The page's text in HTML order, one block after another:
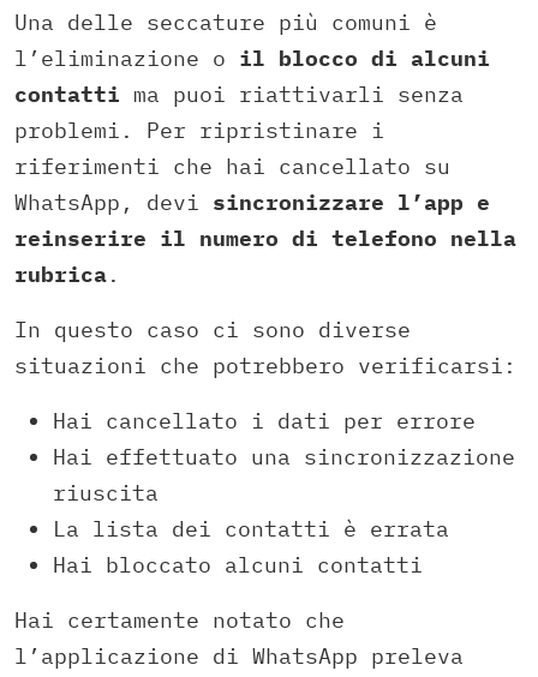
Una delle seccature più comuni è
l’eliminazione o il blocco di alcuni
contatti ma puoi riattivarli senza
problemi. Per ripristinare i
riferimenti che hai cancellato su
WhatsApp, devi sincronizzare l’app e
reinserire il numero di telefono nella
rubrica.
In questo caso ci sono diverse
situazioni che potrebbero verificarsi:
Hai cancellato i dati per errore
Hai effettuato una sincronizzazione
riuscita
La lista dei contatti è errata
Hai bloccato alcuni contatti
Hai certamente notato che
l’applicazione di WhatsApp preleva